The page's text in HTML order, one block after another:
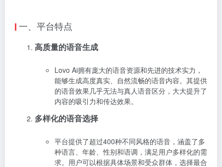
一、平台特点
高质量的语音生成
Lovo Ai拥有庞大的语音资源和先进的技术实力，
能够生成高度真实、自然流畅的语音内容。其提供
的语音效果几乎无法与真人语音区分，大大提升了
内容的吸引力和传达效果。
多样化的语音选择
平台提供了超过400种不同风格的语音，涵盖了多
种语言、年龄、性别和语调，满足用户多样化的需
求。用户可以根据具体场景和受众群体，选择最合